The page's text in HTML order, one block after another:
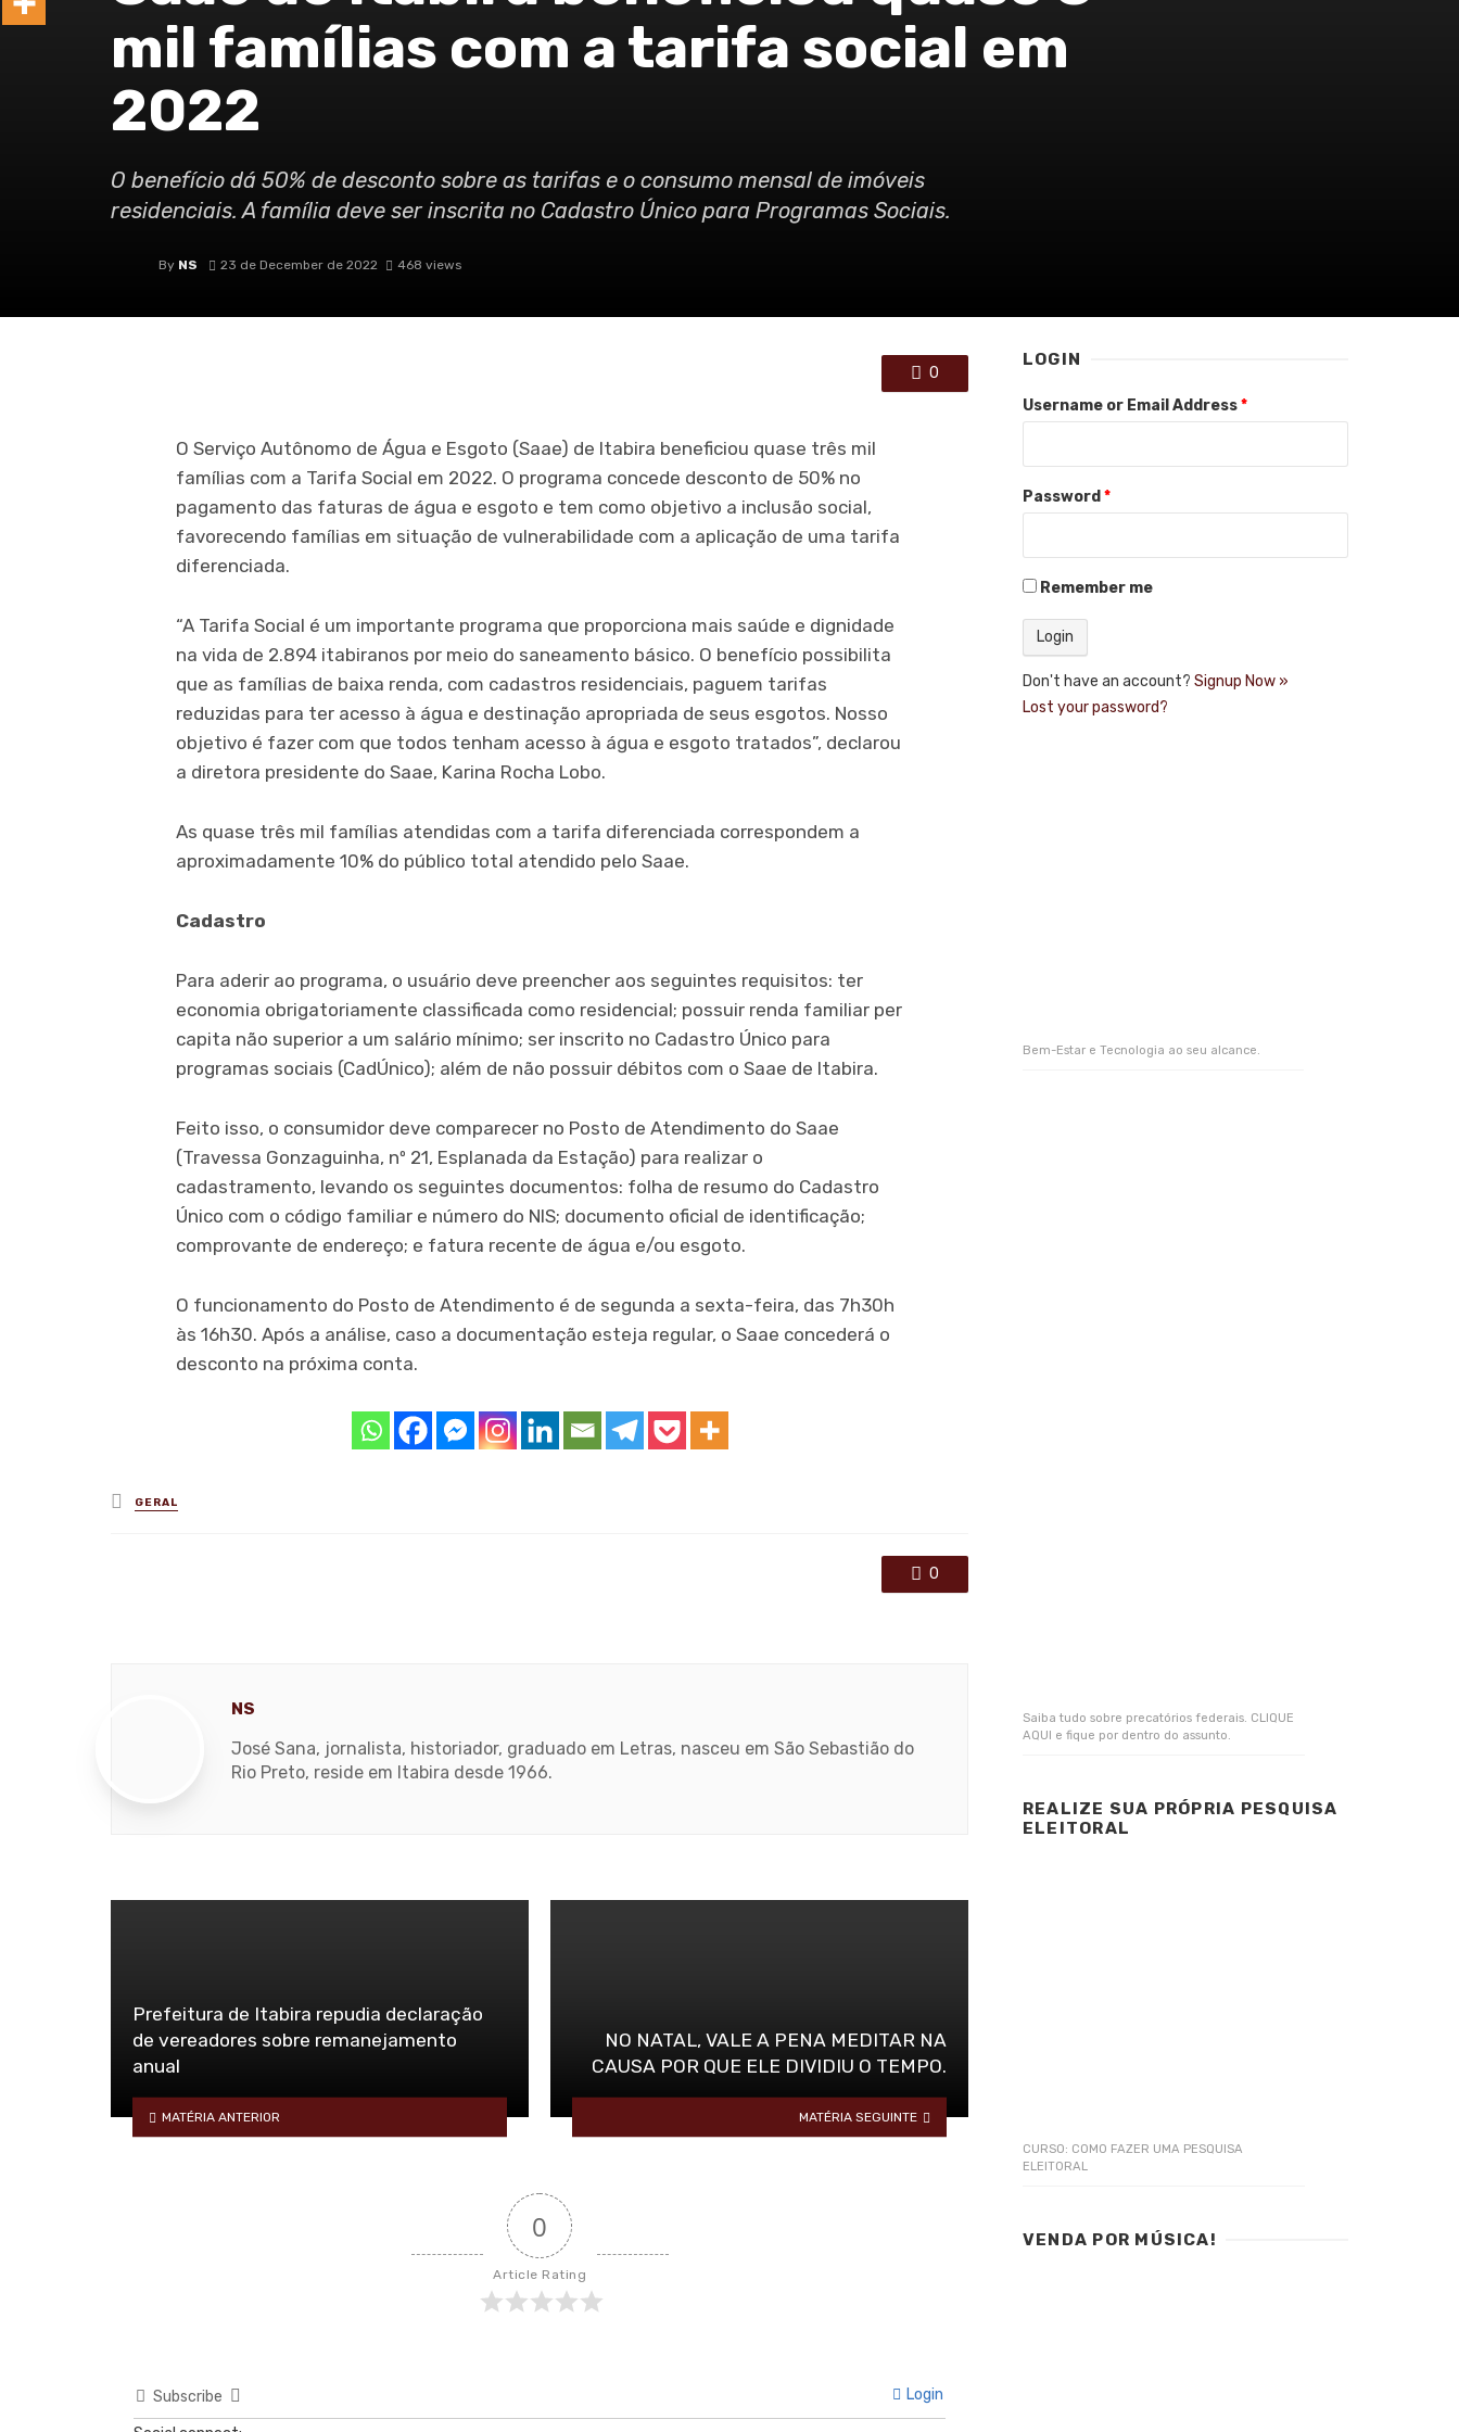
mil famílias com a tarifa social em
2022
O benefício dá 50% de desconto sobre as tarifas e o consumo mensal de imóveis
residenciais. A família deve ser inscrita no Cadastro Único para Programas Sociais.
By NS 23 de December de 2022 468 views
0
O Serviço Autônomo de Água e Esgoto (Saae) de Itabira beneficiou quase três mil
famílias com a Tarifa Social em 2022. O programa concede desconto de 50% no
pagamento das faturas de água e esgoto e tem como objetivo a inclusão social,
favorecendo famílias em situação de vulnerabilidade com a aplicação de uma tarifa
diferenciada.
“A Tarifa Social é um importante programa que proporciona mais saúde e dignidade
na vida de 2.894 itabiranos por meio do saneamento básico. O benefício possibilita
que as famílias de baixa renda, com cadastros residenciais, paguem tarifas
reduzidas para ter acesso à água e destinação apropriada de seus esgotos. Nosso
objetivo é fazer com que todos tenham acesso à água e esgoto tratados”, declarou
a diretora presidente do Saae, Karina Rocha Lobo.
As quase três mil famílias atendidas com a tarifa diferenciada correspondem a
aproximadamente 10% do público total atendido pelo Saae.
Cadastro
Para aderir ao programa, o usuário deve preencher aos seguintes requisitos: ter
economia obrigatoriamente classificada como residencial; possuir renda familiar per
capita não superior a um salário mínimo; ser inscrito no Cadastro Único para
programas sociais (CadÚnico); além de não possuir débitos com o Saae de Itabira.
Feito isso, o consumidor deve comparecer no Posto de Atendimento do Saae
(Travessa Gonzaguinha, nº 21, Esplanada da Estação) para realizar o
cadastramento, levando os seguintes documentos: folha de resumo do Cadastro
Único com o código familiar e número do NIS; documento oficial de identificação;
comprovante de endereço; e fatura recente de água e/ou esgoto.
O funcionamento do Posto de Atendimento é de segunda a sexta-feira, das 7h30h
às 16h30. Após a análise, caso a documentação esteja regular, o Saae concederá o
desconto na próxima conta.
Posted
in
GERAL
0
NS
José Sana, jornalista, historiador, graduado em Letras, nasceu em São Sebastião do
Rio Preto, reside em Itabira desde 1966.
Prefeitura de Itabira repudia declaração
de vereadores sobre remanejamento
anual
MATÉRIA ANTERIOR
NO NATAL, VALE A PENA MEDITAR NA
CAUSA POR QUE ELE DIVIDIU O TEMPO.
MATÉRIA SEGUINTE
0
Article Rating
Subscribe Login
LOGIN
Username or Email Address*
Password *
Remember me
Don't have an account? Signup Now »
Lost your password?
Bem-Estar e Tecnologia ao seu alcance.
Saiba tudo sobre precatórios federais. CLIQUE
AQUI e fique por dentro do assunto.
REALIZE SUA PRÓPRIA PESQUISA
ELEITORAL
CURSO: COMO FAZER UMA PESQUISA
ELEITORAL
VENDA POR MÚSICA!